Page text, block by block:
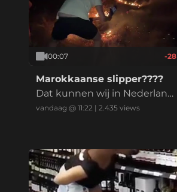
00:07 -28
Marokkaanse slipper????
Dat kunnen wij in Nederland
ook gebruiken met de droog
vandaag @ 11:22 | 2.435 views